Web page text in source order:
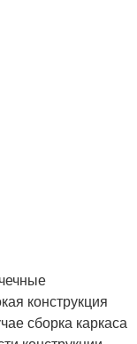
конструкция
сборка каркаса